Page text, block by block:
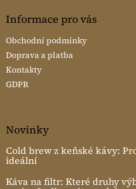
Informace pro vás
Obchodní podmínky
Doprava a platba
Kontakty
GDPR
Novinky
Cold brew z keňské kávy:
ideální
Káva na filtr: Které druhy